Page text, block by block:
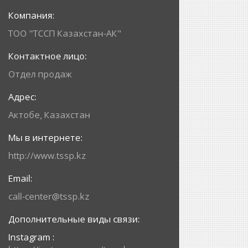
ТОО "ТССП Казахстан-АК"
Отдел продаж
Актобе, Казахстан
http://www.tssp.kz
call-center@tssp.kz
Instagram